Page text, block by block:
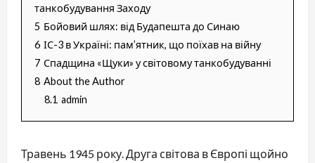
танкобудування Заходу
5 Бойовий шлях: від Будапешта до Синаю
6 ІС-3 в Україні: пам’ятник, що поїхав на війну
7 Спадщина «Щуки» у світовому танкобудуванні
8 About the Author
8.1 admin
Травень 1945 року. Друга світова в Європі щойно